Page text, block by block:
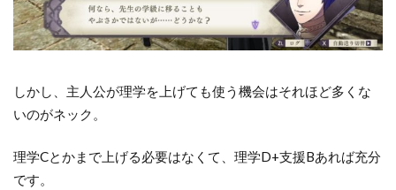
しかし、主人公が理学を上げても使う機会はそれほど多くな
いのがネック。
理学Cとかまで上げる必要はなくて、理学D+支援Bあれば充分
です。